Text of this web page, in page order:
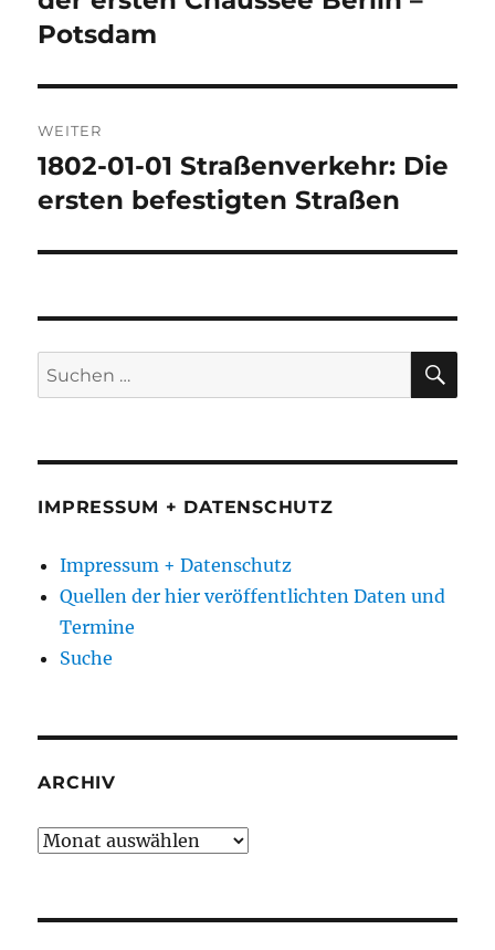
Potsdam
WEITER
Nächster
Beitrag:
1802-01-01 Straßenverkehr: Die
ersten befestigten Straßen
Suchen
nach:
IMPRESSUM + DATENSCHUTZ
Impressum + Datenschutz
Quellen der hier veröffentlichten Daten und
Termine
Suche
ARCHIV
Archiv